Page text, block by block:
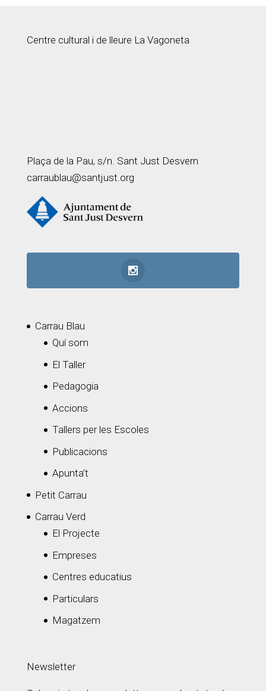
Centre cultural i de lleure La Vagoneta
Plaça de la Pau, s/n. Sant Just Desvern
carraublau@santjust.org
Carrau Blau
Quí som
El Taller
Pedagogia
Accions
Tallers per les Escoles
Publicacions
Apunta’t
Petit Carrau
Carrau Verd
El Projecte
Empreses
Centres educatius
Particulars
Magatzem
Newsletter